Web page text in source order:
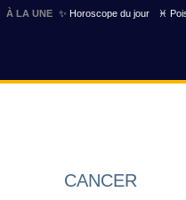
À LA UNE ✨ Horoscope du jour ♓
CANCER